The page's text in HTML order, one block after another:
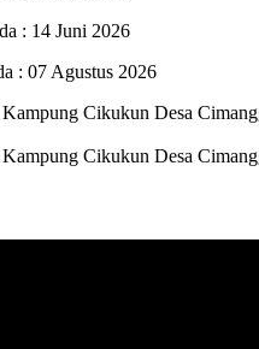
: 14 Juni 2026
: 07 Agustus 2026